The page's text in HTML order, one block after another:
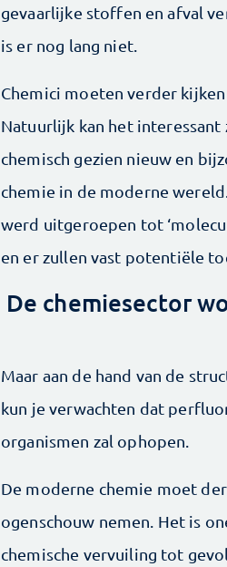
gevaarlijke stoffen en afval
is er nog lang niet.
Chemici moeten verder kijken
Natuurlijk kan het
chemisch gezien nieuw en
chemie in de moderne
werd uitgeroepen tot
en er zullen vast potentiële
De chemiesector
Maar aan de hand van de
kun je verwachten dat
organismen zal ophopen.
De moderne chemie moet
ogenschouw nemen. Het is
chemische vervuiling tot